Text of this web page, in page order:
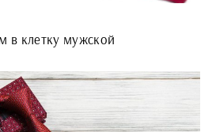
в клетку мужской